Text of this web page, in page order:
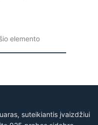
suteikiantis įvaizdžiui
elemento